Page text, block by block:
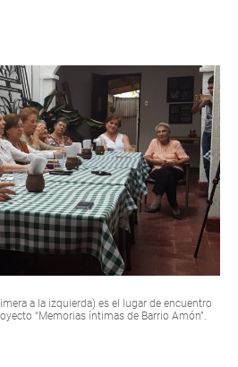
a la izquierda) es el lugar de encuentro
“Memorias íntimas de Barrio Amón”.